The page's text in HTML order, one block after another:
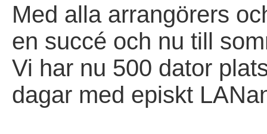
Med alla arrangörers
en succé och nu till
Vi har nu 500 dator
dagar med episkt